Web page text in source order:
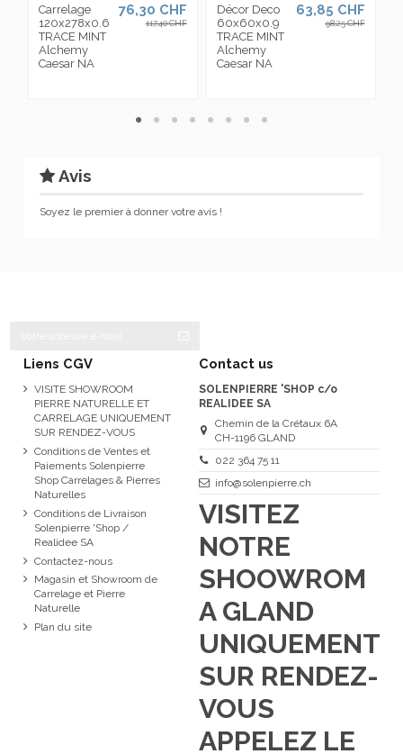
Carrelage
120x278x0.6
TRACE MINT
Alchemy
Caesar NA
76,30 CHF
117,40 CHF
Décor Deco
60x60x0.9
TRACE MINT
Alchemy
Caesar NA
63,85 CHF
98,25 CHF
Avis
Soyez le premier à donner votre avis !
Liens CGV
VISITE SHOWROOM
PIERRE NATURELLE ET
CARRELAGE UNIQUEMENT
SUR RENDEZ-VOUS
Conditions de Ventes et
Paiements Solenpierre
Shop Carrelages & Pierres
Naturelles
Conditions de Livraison
Solenpierre 'Shop /
Realidee SA
Contactez-nous
Magasin et Showroom de
Carrelage et Pierre
Naturelle
Plan du site
Contact us
SOLENPIERRE 'SHOP c/o
REALIDEE SA
Chemin de la Crétaux 6A
CH-1196 GLAND
022 364 75 11
info@solenpierre.ch
VISITEZ
NOTRE
SHOOWROM
A GLAND
UNIQUEMENT
SUR RENDEZ-
VOUS
APPELEZ LE